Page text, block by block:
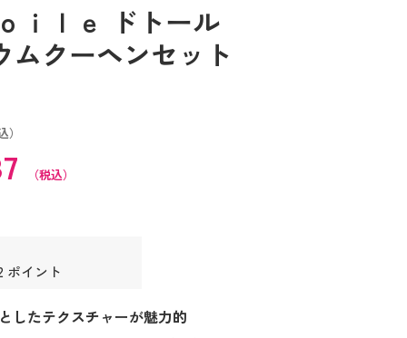
ｉｌｅ ドトール
ムクーヘンセット
）
（税込）
ポイント
したテクスチャーが魅力的